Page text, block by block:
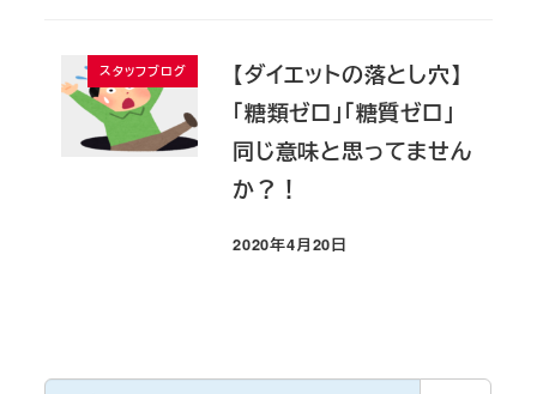
スタッフブログ
【ダイエットの落とし穴】
「糖類ゼロ」「糖質ゼロ」
同じ意味と思ってません
か？！
投稿日
2020年4月20日